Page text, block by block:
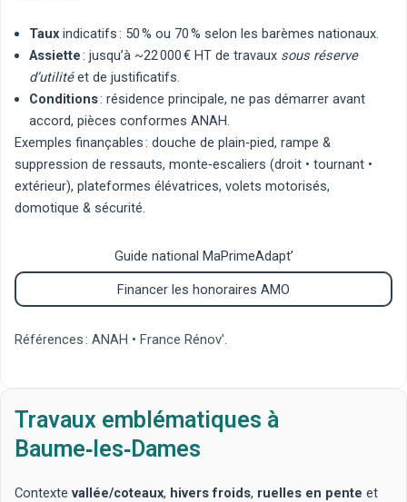
Tauxindicatifs : 50 % ou 70 % selon les barèmes nationaux.
Assiette: jusqu’à ~22 000 € HT de travaux sous réserve
d’utilitéet de justificatifs.
Conditions: résidence principale, ne pas démarrer avant
accord, pièces conformes ANAH.
Exemples finançables : douche de plain‑pied, rampe &
suppression de ressauts, monte‑escaliers (droit• tournant•
extérieur), plateformes élévatrices, volets motorisés,
domotique & sécurité.
Guide national MaPrimeAdapt’
Financer les honoraires AMO
Références : ANAH • France Rénov’.
Travaux emblématiques à
Baume‑les‑Dames
Contexte vallée/coteaux, hivers froids, ruelles en pente et